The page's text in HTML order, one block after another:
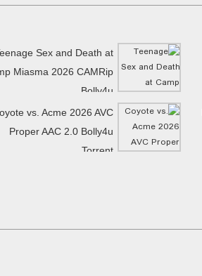
Sex and Death at
Miasma 2026 CAMRip
Bolly4u
vs. Acme 2026 AVC
Proper AAC 2.0 Bolly4u
Torrent